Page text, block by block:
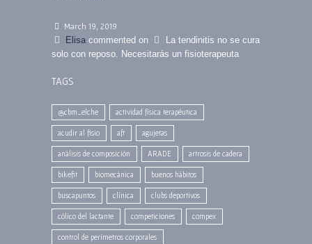
March 19, 2019
Elisa commented on
La tendinitis no se cura
solo con reposo. Necesitarás un fisioterapeuta
TAGS
@cbm_elche actividad física terapéutica
acudir al fisio aft agujetas
análisis de composición ARADE artrosis de cadera
bikefit biomecánica buenos hábitos
buscapuntos clínica clubs deportivos
cólico del lactante competiciones compex
control de perímetros corporales